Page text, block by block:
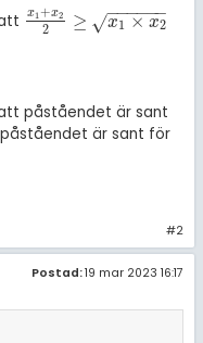
x1+x2
2 ≥ x1 × x2
− −
−−−−
√
x1+x22 ≥x ×x2
påståendet är sant
är sant för
#2
Postad:19 mar 2023 16:17